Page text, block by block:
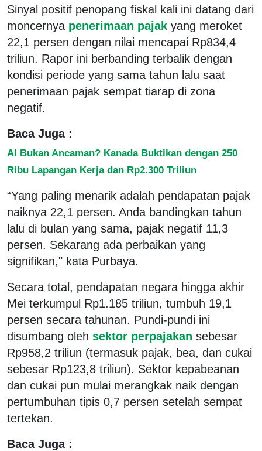
Sinyal positif penopang fiskal kali ini datang dari
moncernya penerimaan pajak yang meroket
22,1 persen dengan nilai mencapai Rp834,4
triliun. Rapor ini berbanding terbalik dengan
kondisi periode yang sama tahun lalu saat
penerimaan pajak sempat tiarap di zona
negatif.
Baca Juga :
AI Bukan Ancaman? Kanada Buktikan dengan 250
Ribu Lapangan Kerja dan Rp2.300 Triliun
“Yang paling menarik adalah pendapatan pajak
naiknya 22,1 persen. Anda bandingkan tahun
lalu di bulan yang sama, pajak negatif 11,3
persen. Sekarang ada perbaikan yang
signifikan," kata Purbaya.
Secara total, pendapatan negara hingga akhir
Mei terkumpul Rp1.185 triliun, tumbuh 19,1
persen secara tahunan. Pundi-pundi ini
disumbang oleh sektor perpajakan sebesar
Rp958,2 triliun (termasuk pajak, bea, dan cukai
sebesar Rp123,8 triliun). Sektor kepabeanan
dan cukai pun mulai merangkak naik dengan
pertumbuhan tipis 0,7 persen setelah sempat
tertekan.
Baca Juga :